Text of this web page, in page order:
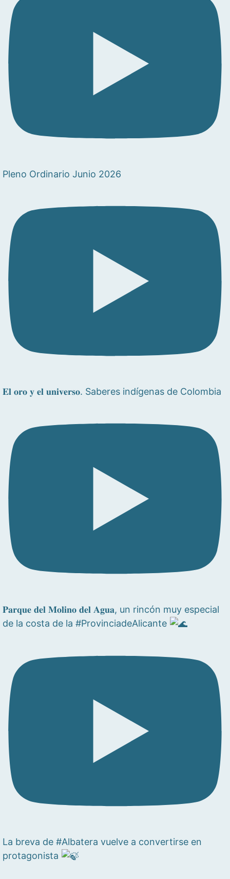
Pleno Ordinario Junio 2026
𝐄𝐥 𝐨𝐫𝐨 𝐲 𝐞𝐥 𝐮𝐧𝐢𝐯𝐞𝐫𝐬𝐨. Saberes indígenas de Colombia
𝐏𝐚𝐫𝐪𝐮𝐞 𝐝𝐞𝐥 𝐌𝐨𝐥𝐢𝐧𝐨 𝐝𝐞𝐥 𝐀𝐠𝐮𝐚, un rincón muy especial
de la costa de la #ProvinciadeAlicante
La breva de #Albatera vuelve a convertirse en
protagonista